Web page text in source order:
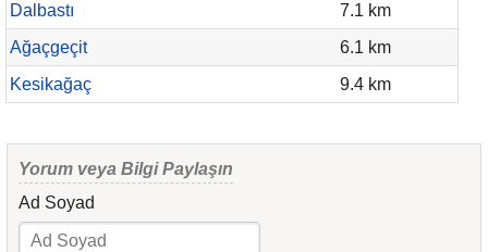
Dalbastı
7.1 km
Ağaçgeçit
6.1 km
Kesikağaç
9.4 km
Yorum veya Bilgi Paylaşın
Ad Soyad